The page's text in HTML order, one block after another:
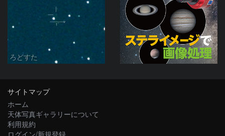
ろどすた
サイトマップ
ホーム
天体写真ギャラリーについて
利用規約
ログイン/新規登録